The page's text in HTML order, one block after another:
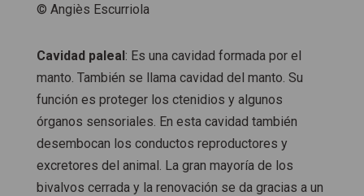
© Angiès Escurriola
Cavidad paleal: Es una cavidad formada por el
manto. También se llama cavidad del manto. Su
función es proteger los ctenidios y algunos
órganos sensoriales. En esta cavidad también
desembocan los conductos reproductores y
excretores del animal. La gran mayoría de los
bivalvos cerrada y la renovación se da gracias a un